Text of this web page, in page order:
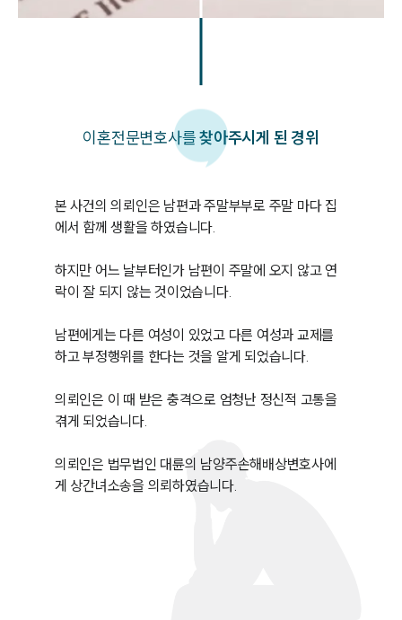
이혼전문변호사를찾아주시게 된 경위
본 사건의 의뢰인은 남편과 주말부부로 주말 마다 집
에서 함께 생활을 하였습니다.
하지만 어느 날부터인가 남편이 주말에 오지 않고 연
락이 잘 되지 않는 것이었습니다.
남편에게는 다른 여성이 있었고 다른 여성과 교제를
하고 부정행위를 한다는 것을 알게 되었습니다.
의뢰인은 이 때 받은 충격으로 엄청난 정신적 고통을
겪게 되었습니다.
의뢰인은 법무법인 대륜의 남양주손해배상변호사에
게 상간녀소송을 의뢰하였습니다.